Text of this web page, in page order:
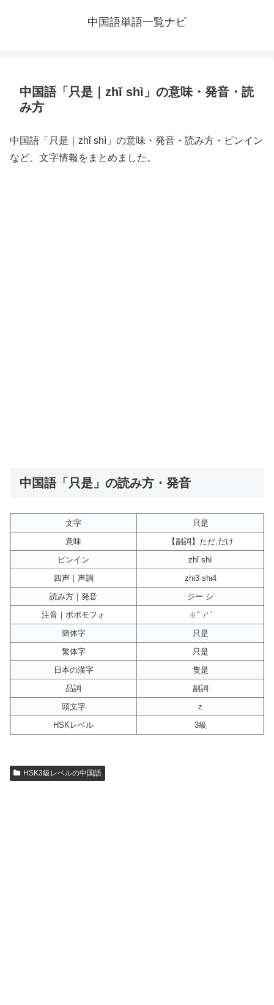
中国語単語一覧ナビ
中国語「只是｜zhǐ shì」の意味・発音・読
み方
中国語「只是｜zhǐ shì」の意味・発音・読み方・ピンイン
など、文字情報をまとめました。
中国語「只是」の読み方・発音
文字
只是
意味
【副詞】ただ,だけ
ピンイン
zhǐ shì
四声｜声調
zhi3 shi4
読み方｜発音
ジー シ
注音｜ボポモフォ
ㄓˇ ㄕˋ
簡体字
只是
繁体字
只是
日本の漢字
隻是
品詞
副詞
頭文字
z
HSKレベル
3級
HSK3級レベルの中国語